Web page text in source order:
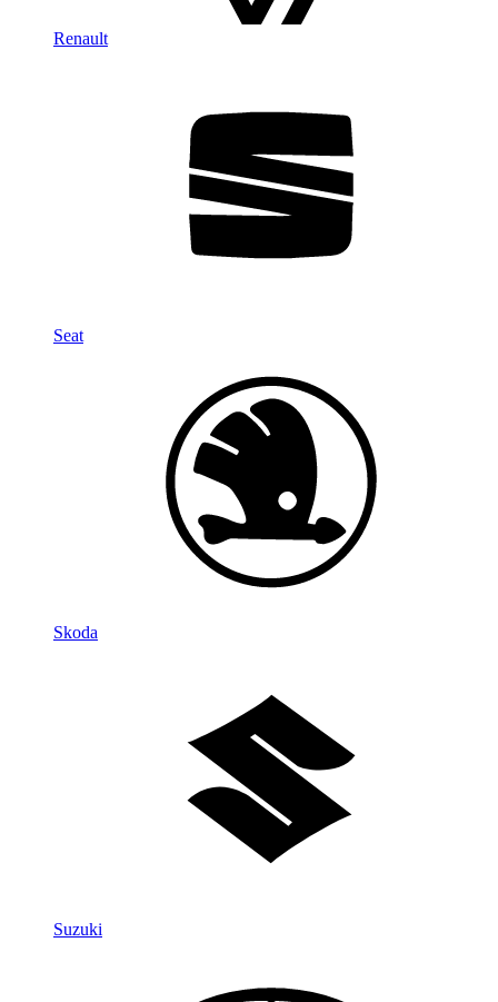
Renault
Seat
Skoda
Suzuki